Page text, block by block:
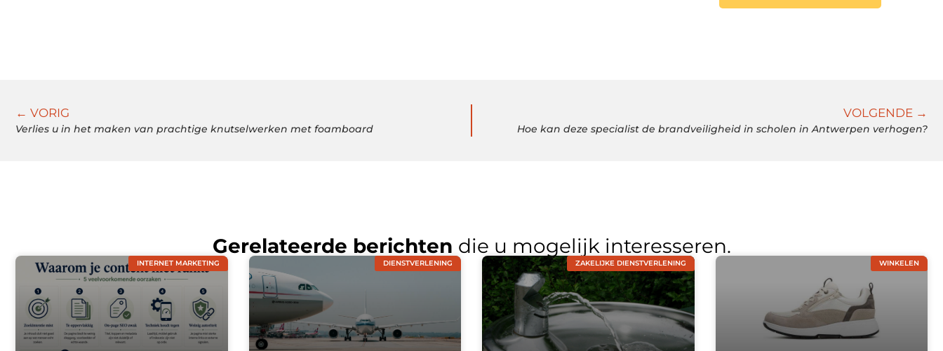
← VORIG
Verlies u in het maken van prachtige knutselwerken met foamboard
VOLGENDE →
Hoe kan deze specialist de brandveiligheid in scholen in Antwerpen verhogen?
Gerelateerde berichten die u mogelijk interesseren.
INTERNET MARKETING DIENSTVERLENING ZAKELIJKE DIENSTVERLENING WINKELEN